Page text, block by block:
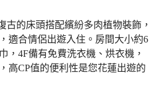
古的床頭搭配繽紛多肉植物裝飾，
適合情侶出遊入住。房間大小約6
，4F備有免費洗衣機、烘衣機，
高CP值的便利性是您花蓮出遊的